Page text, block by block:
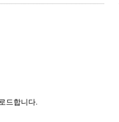
드합니다.